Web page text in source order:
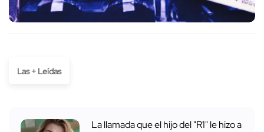
Las + Leídas
La llamada que el hijo del "R1" le hizo a